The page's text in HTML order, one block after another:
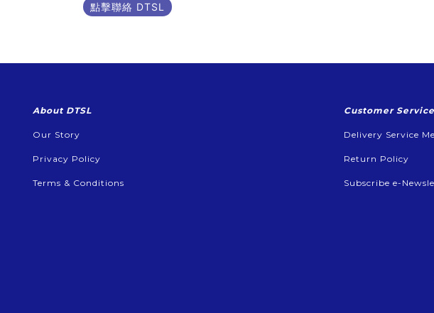
點擊聯絡 DTSL
About DTSL
Our Story
Privacy Policy
Terms & Conditions
Customer
Delivery Service
Return Policy
Subscribe e-